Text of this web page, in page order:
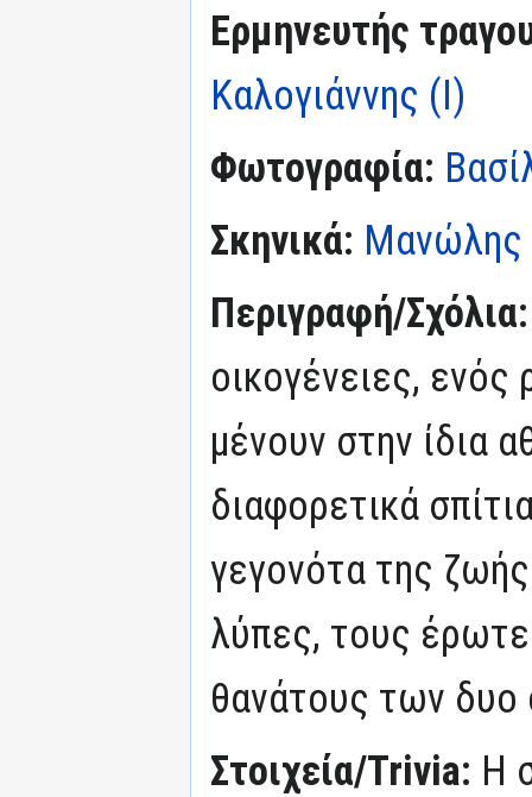
Ερμηνευτής
Καλογιάννης (I)
Φωτογραφία:
Σκηνικά: Μανώλης
Περιγραφή/
οικογένειες,
μένουν στην ίδια
διαφορετικά
γεγονότα της
λύπες, τους
θανάτους των δυο
Στοιχεία/Trivia: Η